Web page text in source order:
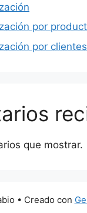
por
por clientes
que mostrar.
• Creado con